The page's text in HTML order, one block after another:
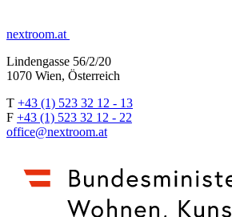
nextroom.at
Lindengasse 56/2/20
1070 Wien, Österreich
T +43 (1) 523 32 12 - 13
F +43 (1) 523 32 12 - 22
office@nextroom.at